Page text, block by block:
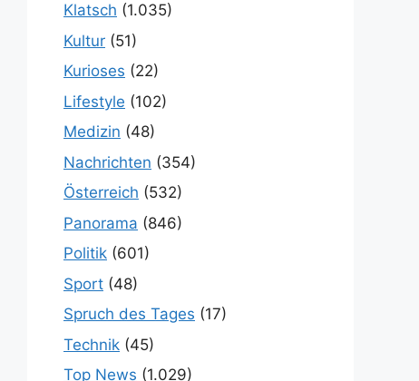
Klatsch (1.035)
Kultur (51)
Kurioses (22)
Lifestyle (102)
Medizin (48)
Nachrichten (354)
Österreich (532)
Panorama (846)
Politik (601)
Sport (48)
Spruch des Tages (17)
Technik (45)
Top News (1.029)